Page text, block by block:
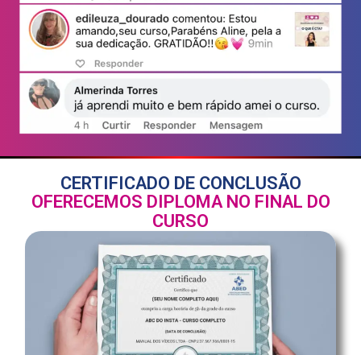
CERTIFICADO DE CONCLUSÃO
OFERECEMOS DIPLOMA NO FINAL DO
CURSO